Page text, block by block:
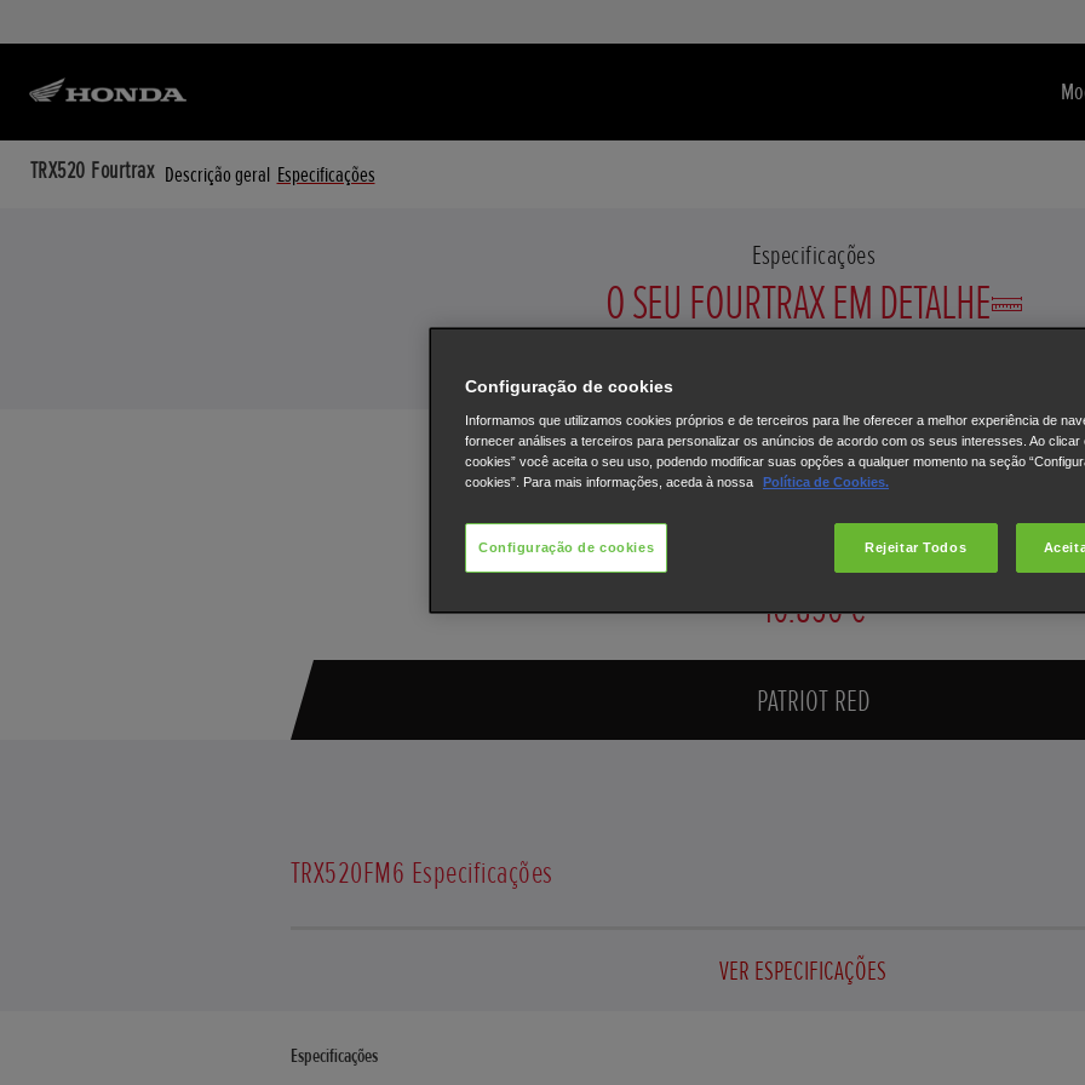
TRX520 Fourtrax Descrição geral Especificações
Especificações
O SEU FOURTRAX EM DETALHE
10.850 €
PATRIOT RED
TRX520FM6 Especificações
VER ESPECIFICAÇÕES
Especificações
Configuração de cookies
Informamos que utilizamos cookies próprios e de terceiros para lhe oferecer a melhor experiência de
fornecer análises a terceiros para personalizar os anúncios de acordo com os seus interesses. Ao clicar
cookies” você aceita o seu uso, podendo modificar suas opções a qualquer momento na seção
cookies”. Para mais informações, aceda à nossa
Política de Cookies.
Rejeitar Todos
Configuração de cookies